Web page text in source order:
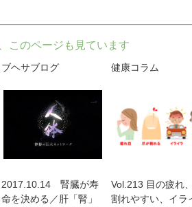
このページも見ています
ブヘサブログ
2017.10.14 腎臓が寿
命を決める／肝「腎」
健康コラム
Vol.213 目の疲れ
割れやすい、イラ